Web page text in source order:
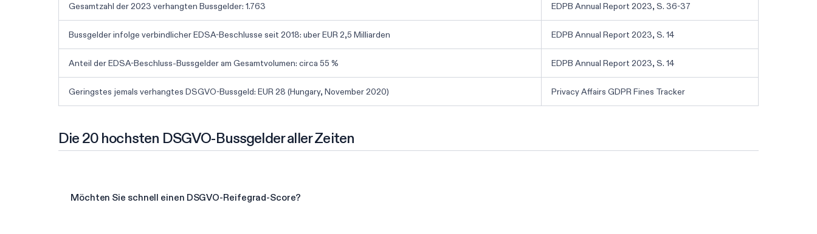
Gesamtzahl der 2023 verhangten Bussgelder: 1.763 EDPB Annual Report 2023, S. 36-37
Bussgelder infolge verbindlicher EDSA-Beschlusse seit 2018: uber EUR 2,5 Milliarden EDPB Annual Report 2023, S. 14
Anteil der EDSA-Beschluss-Bussgelder am Gesamtvolumen: circa 55 % EDPB Annual Report 2023, S. 14
Geringstes jemals verhangtes DSGVO-Bussgeld: EUR 28 (Hungary, November 2020) Privacy Affairs GDPR Fines Tracker
Die 20 hochsten DSGVO-Bussgelder aller Zeiten
Möchten Sie schnell einen DSGVO-Reifegrad-Score?